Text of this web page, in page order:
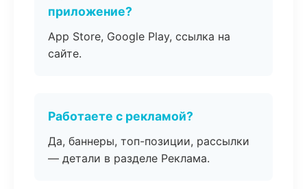
приложение?
App Store, Google Play, ссылка на
сайте.
Работаете с рекламой?
Да, баннеры, топ-позиции, рассылки
— детали в разделе Реклама.